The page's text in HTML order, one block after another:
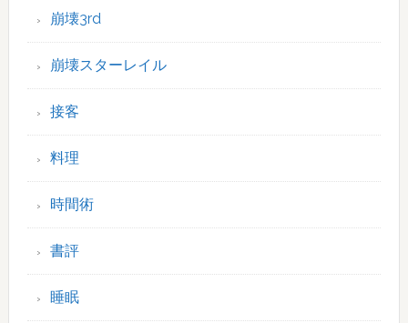
崩壊3rd
崩壊スターレイル
接客
料理
時間術
書評
睡眠